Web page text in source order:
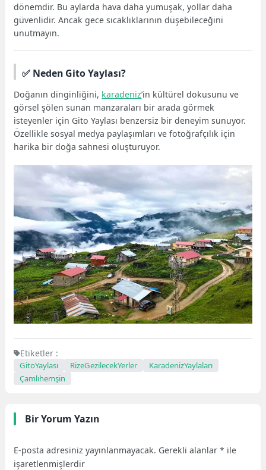
dönemdir. Bu aylarda hava daha yumuşak, yollar daha
güvenlidir. Ancak gece sıcaklıklarının düşebileceğini
unutmayın.
✅ Neden Gito Yaylası?
Doğanın dinginliğini, karadeniz’in kültürel dokusunu ve
görsel şölen sunan manzaraları bir arada görmek
isteyenler için Gito Yaylası benzersiz bir deneyim sunuyor.
Özellikle sosyal medya paylaşımları ve fotoğrafçılık için
harika bir doğa sahnesi oluşturuyor.
Etiketler :
GitoYaylası RizeGezilecekYerler
KaradenizYaylaları
Çamlıhemşin
Bir Yorum Yazın
E-posta adresiniz yayınlanmayacak. Gerekli alanlar* ile
işaretlenmişlerdir